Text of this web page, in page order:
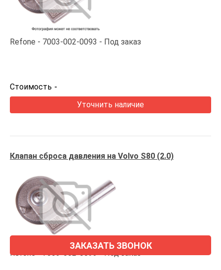
Refone 7003-002-0093 Под заказ
Стоимость -
Уточнить наличие
Клапан сброса давления на Volvo S80 (2.0)
Refone 7003-002-0093 Под заказ
ЗАКАЗАТЬ ЗВОНОК